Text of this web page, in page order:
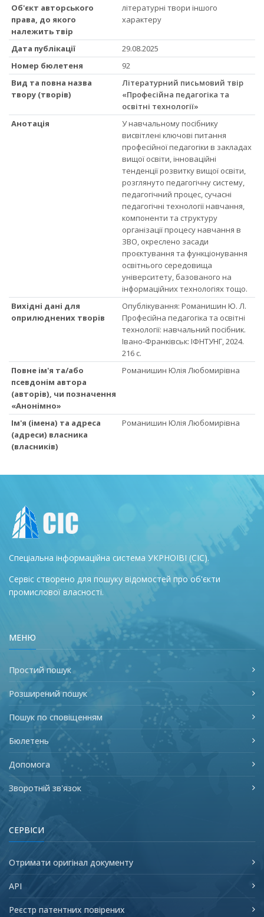
Об'єкт авторського
права, до якого
належить твір
літературні твори іншого
характеру
Дата публікації
29.08.2025
Номер бюлетеня
92
Вид та повна назва
твору (творів)
Літературний письмовий твір
«Професійна педагогіка та
освітні технології»
Анотація
У навчальному посібнику
висвітлені ключові питання
професійної педагогіки в закладах
вищої освіти, інноваційні
тенденції розвитку вищої освіти,
розглянуто педагогічну систему,
педагогічний процес, сучасні
педагогічні технології навчання,
компоненти та структуру
організації процесу навчання в
ЗВО, окреслено засади
проєктування та функціонування
освітнього середовища
університету, базованого на
інформаційних технологіях тощо.
Вихідні дані для
оприлюднених творів
Опублікування: Романишин Ю. Л.
Професійна педагогіка та освітні
технології: навчальний посібник.
Івано-Франківськ: ІФНТУНГ, 2024.
216 с.
Повне ім'я та/або
псевдонім автора
(авторів), чи позначення
«Анонімно»
Романишин Юлія Любомирівна
Ім'я (імена) та адреса
(адреси) власника
(власників)
Романишин Юлія Любомирівна
Спеціальна інформаційна система УКРНОІВІ (СІС).
Сервіс створено для пошуку відомостей про об'єкти
промислової власності.
МЕНЮ
Простий пошук
Розширений пошук
Пошук по сповіщенням
Бюлетень
Допомога
Зворотній зв'язок
СЕРВІСИ
Отримати оригінал документу
API
Реєстр патентних повірених